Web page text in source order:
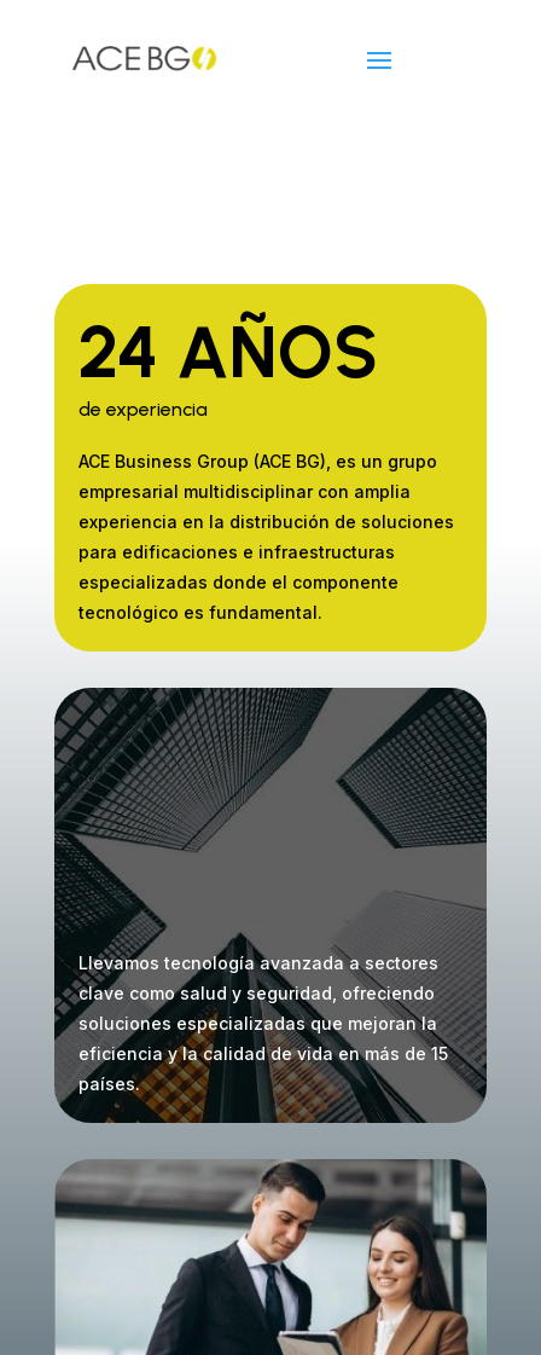
24 AÑOS
de experiencia
ACE Business Group (ACE BG), es un grupo
empresarial multidisciplinar con amplia
experiencia en la distribución de soluciones
para edificaciones e infraestructuras
especializadas donde el componente
tecnológico es fundamental.
Llevamos tecnología avanzada a sectores
clave como salud y seguridad, ofreciendo
soluciones especializadas que mejoran la
eficiencia y la calidad de vida en más de 15
países.